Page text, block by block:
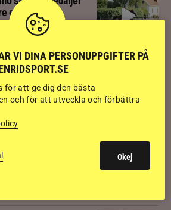
guldloppen
som gav guldläge
hingsten bäst
dotterns
VI DINA PERSONUPPGIFTER PÅ
för att ge dig den bästa
och för att utveckla och förbättra
Okej